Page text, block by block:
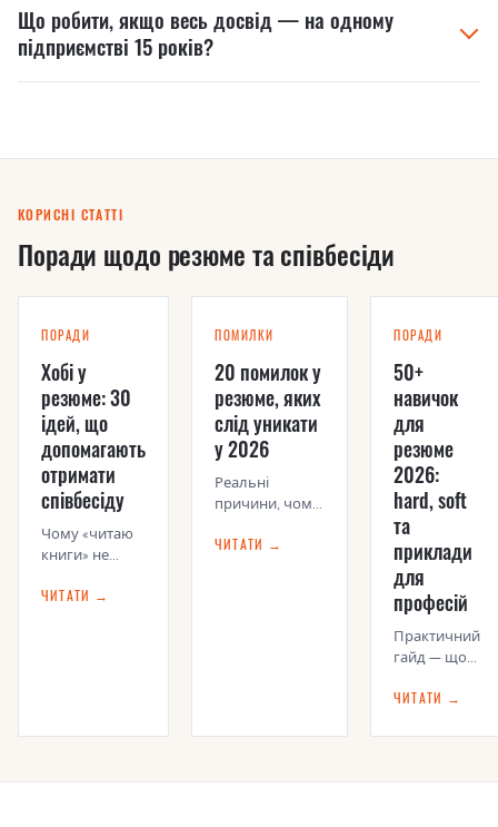
навички через виконувані роботи, а не через
розряд.
вищий дохід із викликів, але менш стабільні. У
резюме для сервісу підкресліть самостійну
діагностику, спілкування з клієнтами і водійське
Що робити, якщо весь досвід — на одному
підприємстві 15 років?
механічна дільниця; 2016–2022 — 5 розряд,
КОРИСНІ СТАТТІ
Поради щодо резюме та співбесіди
ПОРАДИ
Хобі у
резюме: 30
ідей, що
допомагають
отримати
співбесіду
Чому «читаю
книги» не
правильно
ЧИТАТИ →
ПОМИЛКИ
20 помилок у
резюме, яких
слід уникати
у 2026
Реальні
причини, чому
передзвонив —
ЧИТАТИ →
ПОРАДИ
50+
навичок
для
резюме
2026:
hard, soft
та
приклади
для
професій
Практичний
гайд — що
розділі
hard від soft і
ЧИТАТИ →